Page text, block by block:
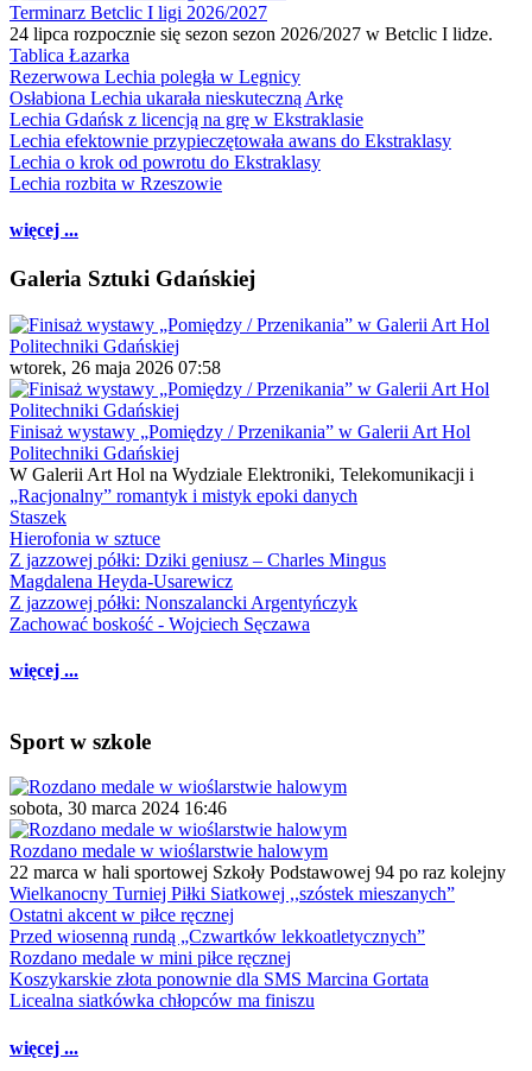
Terminarz Betclic I ligi 2026/2027
24 lipca rozpocznie się sezon sezon 2026/2027 w Betclic I lidze.
Tablica Łazarka
Rezerwowa Lechia poległa w Legnicy
Osłabiona Lechia ukarała nieskuteczną Arkę
Lechia Gdańsk z licencją na grę w Ekstraklasie
Lechia efektownie przypieczętowała awans do Ekstraklasy
Lechia o krok od powrotu do Ekstraklasy
Lechia rozbita w Rzeszowie
więcej ...
Galeria Sztuki Gdańskiej
wtorek, 26 maja 2026 07:58
Finisaż wystawy „Pomiędzy / Przenikania” w Galerii Art Hol
Politechniki Gdańskiej
W Galerii Art Hol na Wydziale Elektroniki, Telekomunikacji i
„Racjonalny” romantyk i mistyk epoki danych
Staszek
Hierofonia w sztuce
Z jazzowej półki: Dziki geniusz – Charles Mingus
Magdalena Heyda-Usarewicz
Z jazzowej półki: Nonszalancki Argentyńczyk
Zachować boskość - Wojciech Sęczawa
więcej ...
Sport w szkole
sobota, 30 marca 2024 16:46
Rozdano medale w wioślarstwie halowym
22 marca w hali sportowej Szkoły Podstawowej 94 po raz kolejny
Wielkanocny Turniej Piłki Siatkowej ,,szóstek mieszanych”
Ostatni akcent w piłce ręcznej
Przed wiosenną rundą „Czwartków lekkoatletycznych”
Rozdano medale w mini piłce ręcznej
Koszykarskie złota ponownie dla SMS Marcina Gortata
Licealna siatkówka chłopców ma finiszu
więcej ...